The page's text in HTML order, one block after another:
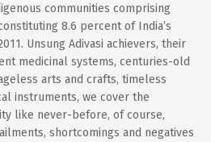
communities comprising
8.6 percent of India’s
Unsung Adivasi achievers, their
medicinal systems, centuries-old
arts and crafts, timeless
instruments, we cover the
like never-before, of course,
shortcomings and negatives